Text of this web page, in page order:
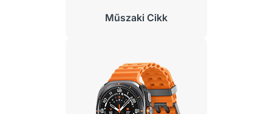
Műszaki Cikk